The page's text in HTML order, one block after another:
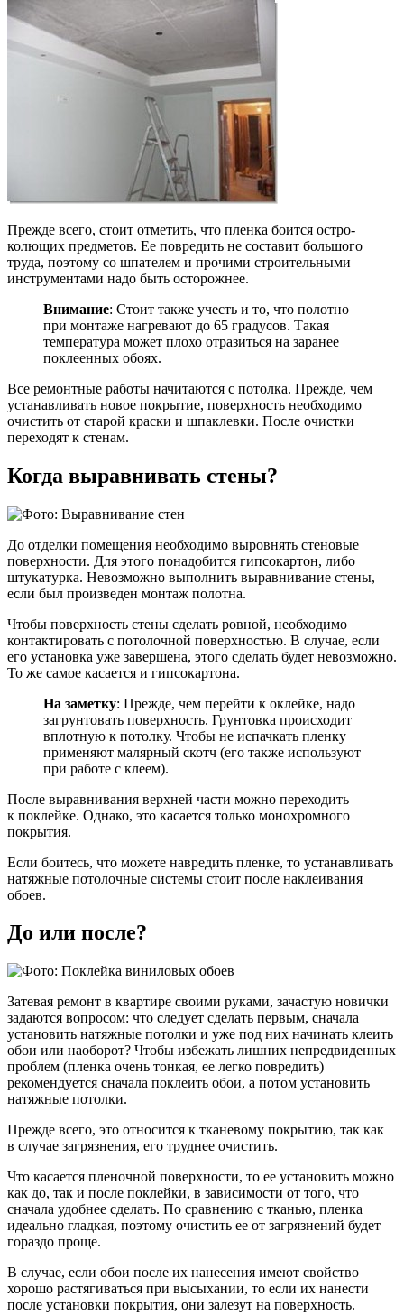
Прежде всего, стоит отметить, что пленка боится остро-
колющих предметов. Ее повредить не составит большого
труда, поэтому со шпателем и прочими строительными
инструментами надо быть осторожнее.
Внимание: Стоит также учесть и то, что полотно
при монтаже нагревают до 65 градусов. Такая
температура может плохо отразиться на заранее
поклеенных обоях.
Все ремонтные работы начитаются с потолка. Прежде, чем
устанавливать новое покрытие, поверхность необходимо
очистить от старой краски и шпаклевки. После очистки
переходят к стенам.
Когда выравнивать стены?
До отделки помещения необходимо выровнять стеновые
поверхности. Для этого понадобится гипсокартон, либо
штукатурка. Невозможно выполнить выравнивание стены,
если был произведен монтаж полотна.
Чтобы поверхность стены сделать ровной, необходимо
контактировать с потолочной поверхностью. В случае, если
его установка уже завершена, этого сделать будет невозможно.
То же самое касается и гипсокартона.
На заметку: Прежде, чем перейти к оклейке, надо
загрунтовать поверхность. Грунтовка происходит
вплотную к потолку. Чтобы не испачкать пленку
применяют малярный скотч (его также используют
при работе с клеем).
После выравнивания верхней части можно переходить
к поклейке. Однако, это касается только монохромного
покрытия.
Если боитесь, что можете навредить пленке, то устанавливать
натяжные потолочные системы стоит после наклеивания
обоев.
До или после?
Затевая ремонт в квартире своими руками, зачастую новички
задаются вопросом: что следует сделать первым, сначала
установить натяжные потолки и уже под них начинать клеить
обои или наоборот? Чтобы избежать лишних непредвиденных
проблем (пленка очень тонкая, ее легко повредить)
рекомендуется сначала поклеить обои, а потом установить
натяжные потолки.
Прежде всего, это относится к тканевому покрытию, так как
в случае загрязнения, его труднее очистить.
Что касается пленочной поверхности, то ее установить можно
как до, так и после поклейки, в зависимости от того, что
сначала удобнее сделать. По сравнению с тканью, пленка
идеально гладкая, поэтому очистить ее от загрязнений будет
гораздо проще.
В случае, если обои после их нанесения имеют свойство
хорошо растягиваться при высыхании, то если их нанести
после установки покрытия, они залезут на поверхность.